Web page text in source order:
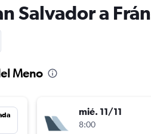
Salvador a
Meno
mié. 11/11
8:00